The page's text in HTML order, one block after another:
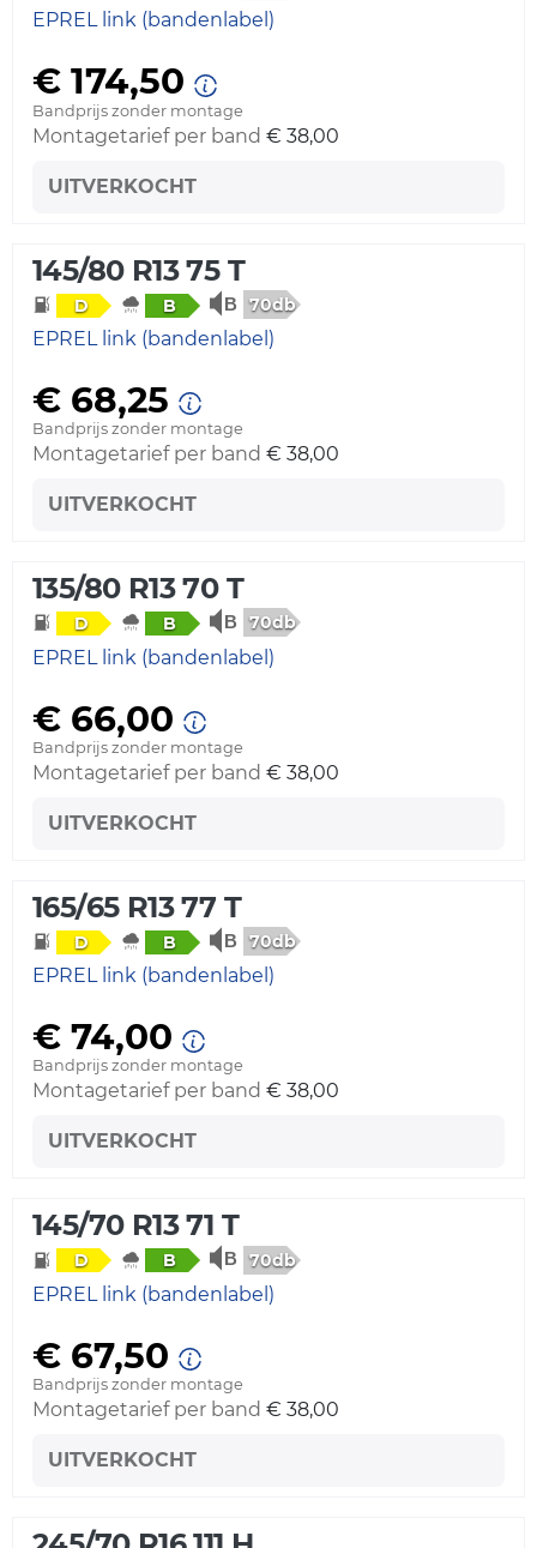
EPREL link (bandenlabel)
€ 174,50
Bandprijs zonder montage
Montagetarief per band € 38,00
UITVERKOCHT
145/80 R13 75 T
D B 70db
EPREL link (bandenlabel)
€ 68,25
Bandprijs zonder montage
Montagetarief per band € 38,00
UITVERKOCHT
135/80 R13 70 T
D B 70db
EPREL link (bandenlabel)
€ 66,00
Bandprijs zonder montage
Montagetarief per band € 38,00
UITVERKOCHT
165/65 R13 77 T
D B 70db
EPREL link (bandenlabel)
€ 74,00
Bandprijs zonder montage
Montagetarief per band € 38,00
UITVERKOCHT
145/70 R13 71 T
D B 70db
EPREL link (bandenlabel)
€ 67,50
Bandprijs zonder montage
Montagetarief per band € 38,00
UITVERKOCHT